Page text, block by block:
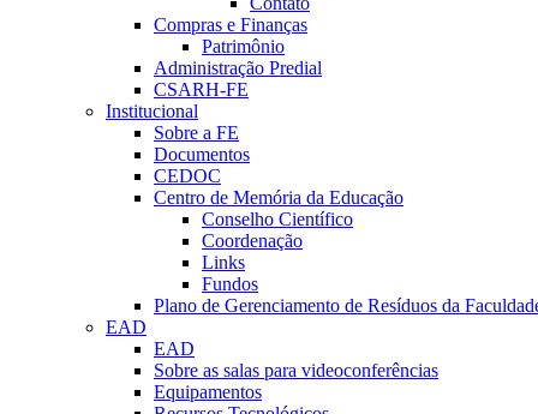
Compras e Finanças
Patrimônio
Administração Predial
CSARH-FE
Institucional
Sobre a FE
Documentos
CEDOC
Centro de Memória da Educação
Conselho Científico
Coordenação
Links
Fundos
Plano de Gerenciamento de Resíduos da
EAD
EAD
Sobre as salas para videoconferências
Equipamentos